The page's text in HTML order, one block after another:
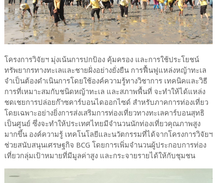
โครงการวิจัยฯ มุ่งเน้นการปกป้อง คุ้มครอง และการใช้ประโยชน์
ทรัพยากรทางทะเลและชายฝั่งอย่างยั่งยืน การฟื้นฟูแหล่งหญ้าทะเล
จำเป็นต้องดำเนินการโดยใช้องค์ความรู้ทางวิชาการ เทคนิคและวิธี
การที่เหมาะสมกับชนิดหญ้าทะเล และสภาพพื้นที่ จะทำให้ได้แหล่ง
ชดเชยการปล่อยก๊าซคาร์บอนไดออกไซด์ สำหรับภาคการท่องเที่ยว
โดยเฉพาะอย่างยิ่งการส่งเสริมการท่องเที่ยวทางทะเลคาร์บอนสุทธิ
เป็นศูนย์ ซึ่งจะทำให้ประเทศไทยมีจำนวนนักท่องเที่ยวคุณภาพสูง
มากขึ้น องค์ความรู้ เทคโนโลยีและนวัตกรรมที่ได้จากโครงการวิจัยฯ
ช่วยสนับสนุนเศรษฐกิจ BCG โดยการเพิ่มจำนวนผู้ประกอบการท่อง
เที่ยวกลุ่มเป้าหมายที่มีมูลค่าสูง และกระจายรายได้ให้กับชุมชน